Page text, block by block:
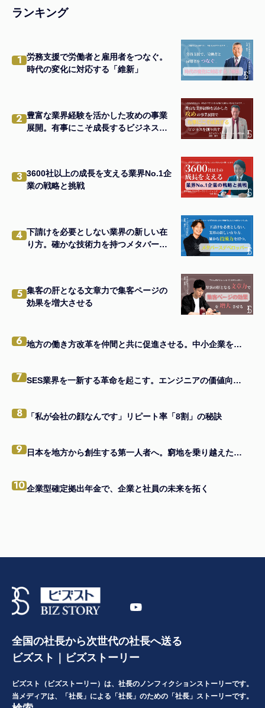
ランキング
1 労務支援で労働者と雇用者をつなぐ。
時代の変化に対応する「維新」
2 豊富な業界経験を活かした攻めの事業
展開。有事にこそ成長するビジネスを
3 3600社以上の成長を支える業界No.1企
業の戦略と挑戦
4 下請けを必要としない業界の新しい在
り方。確かな技術力を持つメタバース
5 集客の肝となる文章力で集客ページの
効果を増大させる
6 地方の働き方改革を仲間と共に促進させる。中小企業を元気にする四代目社長のビジョン。
7 SES業界を一新する革命を起こす。エンジニアの価値向上を掲げる、エンジニアファースト企業。
8 「私が会社の顔なんです」リピート率「8割」の秘訣
9 日本を地方から創生する第一人者へ。窮地を乗り越えたメンバーと共に。
10企業型確定拠出年金で、企業と社員の未来を拓く
全国の社長から次世代の社長へ送る
ビズスト｜ビズストーリー
ビズスト（ビズストーリー）は、社長のノンフィクションストーリーです。
当メディアは、「社長」による「社長」のための「社長」ストーリーです。